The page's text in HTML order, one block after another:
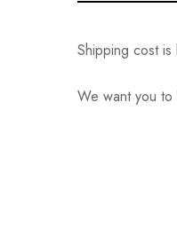
Shipping cost
We want you